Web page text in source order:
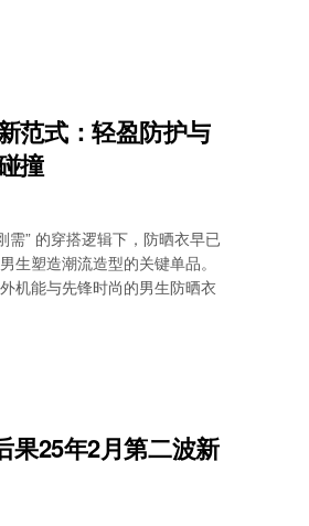
范式：轻盈防护与
撞
需” 的穿搭逻辑下，防晒衣早已
生塑造潮流造型的关键单品。
机能与先锋时尚的男生防晒衣
果25年2月第二波新